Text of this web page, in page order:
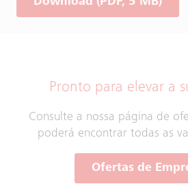
Pronto para elevar a
Consulte a nossa página de
poderá encontrar todas as
Ofertas de